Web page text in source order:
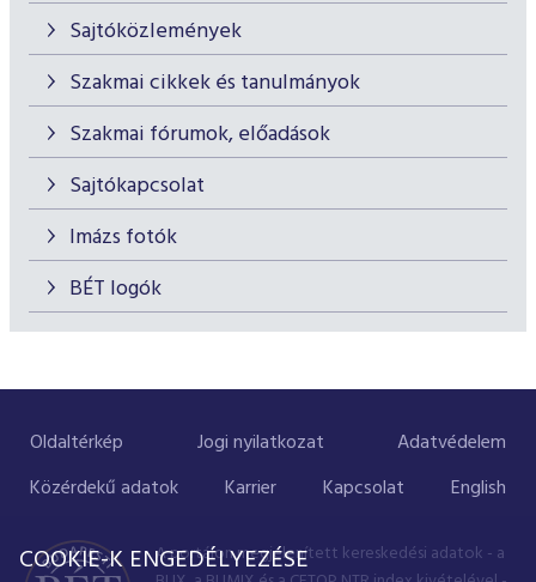
Sajtóközlemények
Szakmai cikkek és tanulmányok
Szakmai fórumok, előadások
Sajtókapcsolat
Imázs fotók
BÉT logók
Oldaltérkép Jogi nyilatkozat
Adatvédelem
Közérdekű adatok
Karrier Kapcsolat English
A portálon megjelenített kereskedési adatok - a
COOKIE-K ENGEDÉLYEZÉSE